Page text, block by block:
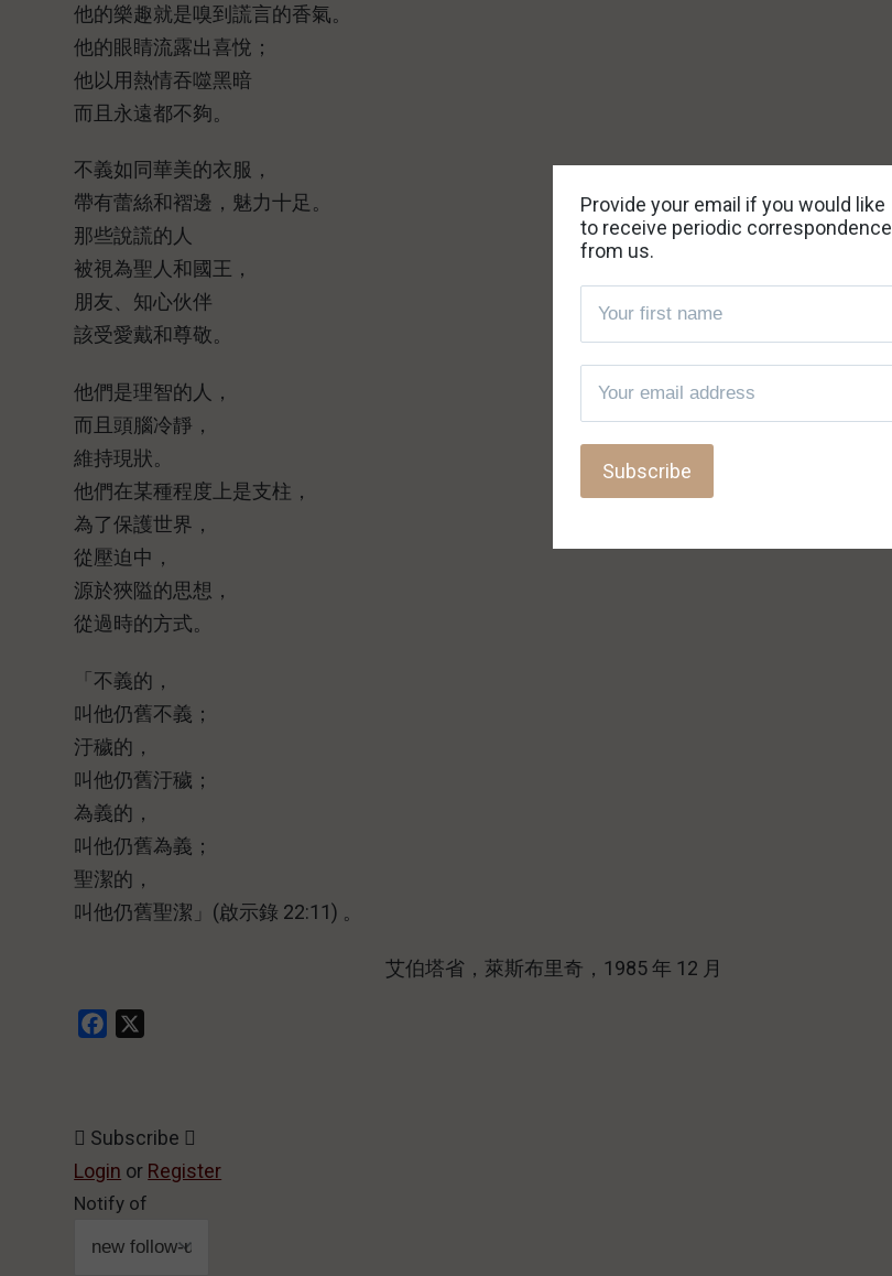
他的樂趣就是嗅到謊言的香氣。
他的眼睛流露出喜悅；
他以用熱情吞噬黑暗
而且永遠都不夠。
不義如同華美的衣服，
帶有蕾絲和褶邊，魅力十足。
那些說謊的人
被視為聖人和國王，
朋友、知心伙伴
該受愛戴和尊敬。
他們是理智的人，
而且頭腦冷靜，
維持現狀。
他們在某種程度上是支柱，
為了保護世界，
從壓迫中，
源於狹隘的思想，
從過時的方式。
「不義的，
叫他仍舊不義；
汙穢的，
叫他仍舊汙穢；
為義的，
叫他仍舊為義；
聖潔的，
叫他仍舊聖潔」(啟示錄 22:11) 。
艾伯塔省，萊斯布里奇，1985 年 12 月
Facebook
Subscribe
Login or Register
Notify of
Provide your email if you would like
to receive periodic correspondence
from us.